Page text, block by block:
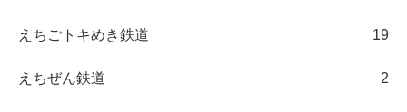
えちごトキめき鉄道 19
えちぜん鉄道 2